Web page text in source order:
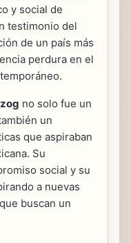
y social de
testimonio del
de un país más
perdura en el
no solo fue un
un
que aspiraban
Su
social y su
a nuevas
buscan un